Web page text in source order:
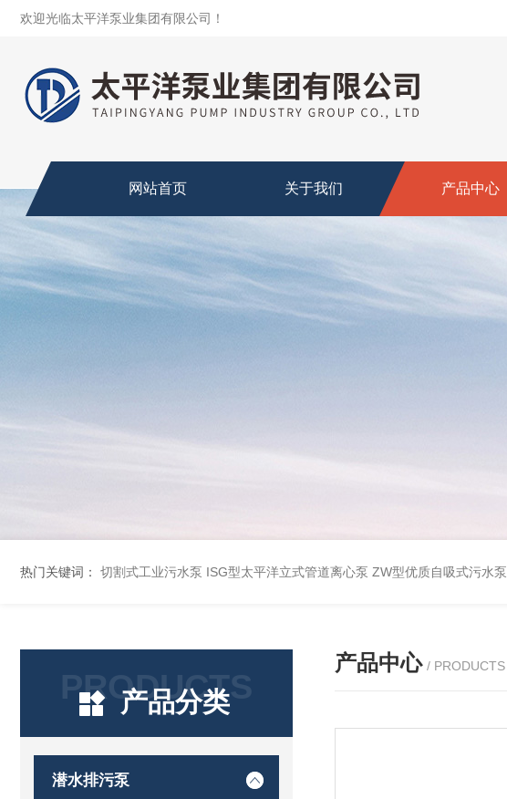
欢迎光临太平洋泵业集团有限公司！
网站首页 关于我们 产品中心
热门关键词： 切割式工业污水泵 ISG型太平洋立式管道离心泵 ZW型优质自吸式污水泵
PRODUCTS
产品分类
潜水排污泵
产品中心 / PRODUCTS